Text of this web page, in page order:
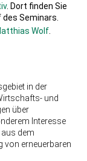
. Dort finden Sie
Seminars.
Wolf.
in der
und
über
Interesse
dem
von erneuerbaren